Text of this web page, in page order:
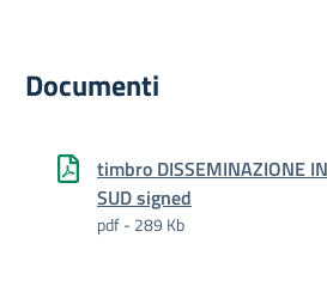
Documenti
timbro DISSEMINAZIONE
SUD signed
pdf - 289 Kb